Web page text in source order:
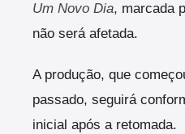
Um Novo Dia, marcada
não será afetada.
A produção, que
passado, seguirá
inicial após a retomada.